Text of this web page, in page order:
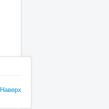
Наверх